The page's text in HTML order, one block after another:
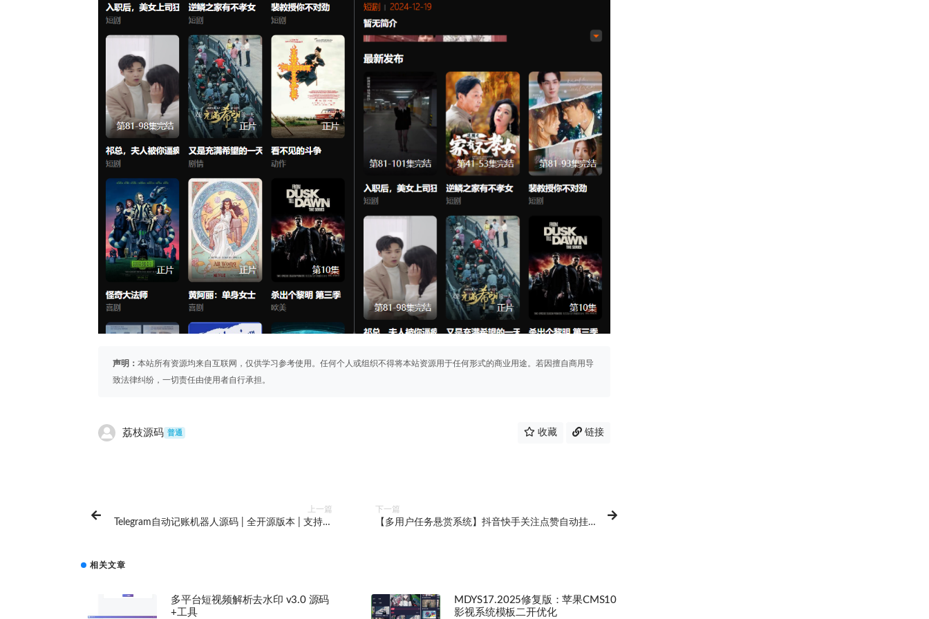
声明： 本站所有资源均来自互联网，仅供学习参考使用。任何个人或组织不得将本站资源用于任何形式的商业用途。若因擅自商用导
致法律纠纷，一切责任由使用者自行承担。
荔枝源码 普通 收藏 链接
上一篇
Telegram自动记账机器人源码 | 全开源版本 | 支持群
下一篇
【多用户任务悬赏系统】抖音快手关注点赞自动挂
相关文章
多平台短视频解析去水印 v3.0 源码
+工具
MDYS17.2025修复版：苹果CMS10
影视系统模板二开优化